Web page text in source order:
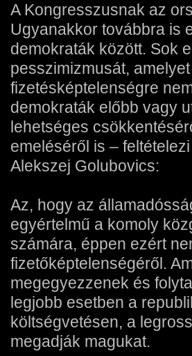
A Kongresszusnak az
Ugyanakkor továbbra is
demokraták között. Sok
pesszimizmusát,
fizetésképtelenségre
demokraták előbb vagy
lehetséges
emeléséről is –
Alekszej Golubovics:
Az, hogy az
egyértelmű a komoly
számára, éppen ezért
fizetőképtelenségéről.
megegyezzenek és
legjobb esetben a
költségvetésen, a
megadják magukat.